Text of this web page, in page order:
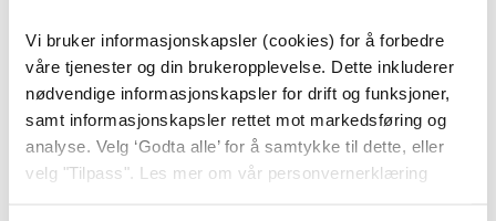
Vi bruker informasjonskapsler (cookies) for å forbedre
våre tjenester og din brukeropplevelse. Dette inkluderer
nødvendige informasjonskapsler for drift og funksjoner,
samt informasjonskapsler rettet mot markedsføring og
analyse. Velg ‘Godta alle’ for å samtykke til dette, eller
velg "Tilpass". Les mer om vår personvernerklæring
Bor i en bolig der det ikke er aktuelt å bytte vinduer eller
etterisolere
Har andre alternative varmekilder til de kaldeste
periodene